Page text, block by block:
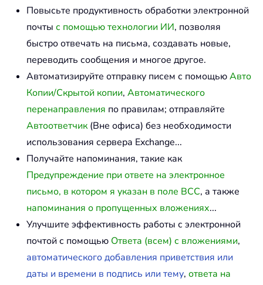
Повысьте продуктивность обработки электронной
почты с помощью технологии ИИ, позволяя
быстро отвечать на письма, создавать новые,
переводить сообщения и многое другое.
Автоматизируйте отправку писем с помощьюАвто
Копии/Скрытой копии, Автоматического
перенаправления по правилам; отправляйте
Автоответчик(Вне офиса) без необходимости
использования сервера Exchange...
Получайте напоминания, такие как
Предупреждение при ответе на электронное
письмо, в котором я указан в поле BCC, а также
напоминания о пропущенных вложениях...
Улучшите эффективность работы с электронной
почтой с помощью Ответа (всем) с вложениями,
автоматического добавления приветствия или
даты и времени в подпись или тему, ответа на